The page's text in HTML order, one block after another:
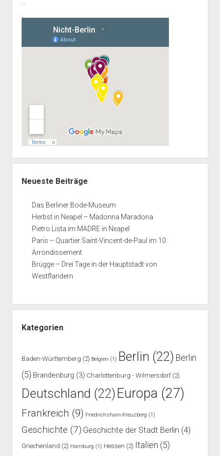
Neueste Beiträge
Das Berliner Bode-Museum
Herbst in Neapel – Madonna Maradona
Pietro Lista im MADRE in Neapel
Paris – Quartier Saint-Vincent-de-Paul im 10.
Arrondissement
Brügge – Drei Tage in der Hauptstadt von
Westflandern
Kategorien
Baden-Württemberg (2) Belgien (1) Berlin (22) Berlin
(5) Brandenburg (3) Charlottenburg - Wilmersdorf(2)
Deutschland (22) Europa (27)
Frankreich (9) Friedrichshain-Kreuzberg (1)
Geschichte (7) Geschichte der Stadt Berlin (4)
Griechenland (2) Hamburg (1) Hessen (2) Italien (5)